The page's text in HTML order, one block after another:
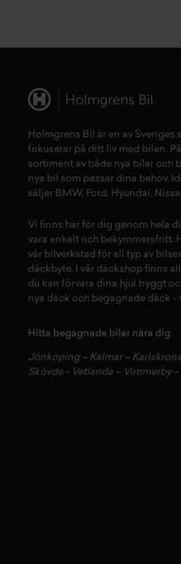
Holmgrens Bil är en av
fokuserar på ditt liv med bilen.
sortiment av både nya bilar och
nya bil som passar dina behov.
säljer BMW, Ford, Hyundai,
Vi finns här för dig genom hela
vara enkelt och bekymmersfritt.
vår bilverkstad för all typ av
däckbyte. I vår däckshop finns
du kan förvara dina hjul tryggt
nya däck och begagnade däck -
Hitta begagnade bilar nära dig
Jönköping– Kalmar –
Skövde- Vetlanda – Vimmerby–